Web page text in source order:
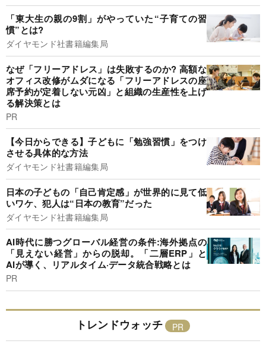
「東大生の親の9割」がやっていた“子育ての習
慣”とは?
ダイヤモンド社書籍編集局
なぜ「フリーアドレス」は失敗するのか? 高額な
オフィス改修がムダになる「フリーアドレスの座
席予約が定着しない元凶」と組織の生産性を上げ
る解決策とは
PR
【今日からできる】子どもに「勉強習慣」をつけ
させる具体的な方法
ダイヤモンド社書籍編集局
日本の子どもの「自己肯定感」が世界的に見て低
いワケ、犯人は“日本の教育”だった
ダイヤモンド社書籍編集局
AI時代に勝つグローバル経営の条件:海外拠点の
「見えない経営」からの脱却。「二層ERP」と
AIが導く、リアルタイム·データ統合戦略とは
PR
トレンドウォッチ